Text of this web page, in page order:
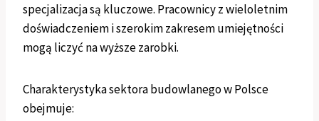
specjalizacja są kluczowe. Pracownicy z wieloletnim
doświadczeniem i szerokim zakresem umiejętności
mogą liczyć na wyższe zarobki.
Charakterystyka sektora budowlanego w Polsce
obejmuje: